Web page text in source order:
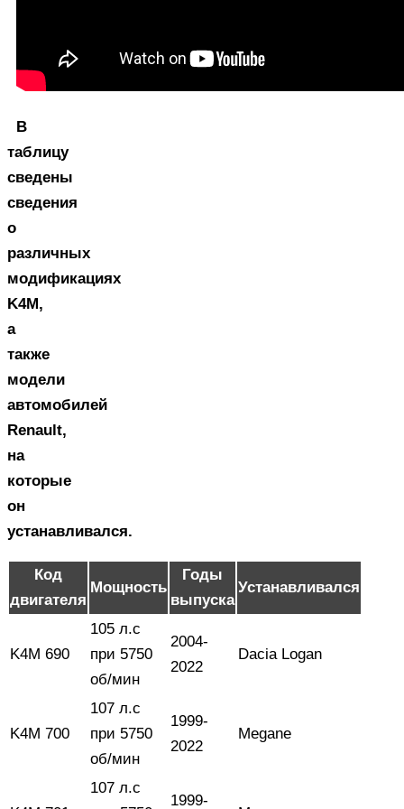
В
таблицу
сведены
сведения
о
различных
модификациях
K4M,
а
также
модели
автомобилей
Renault,
на
которые
он
устанавливался.
Код
двигателя
Мощность
Годы
выпуска
Устанавливался
K4M 690
105 л.с
при 5750
об/мин
2004-
2022
Dacia Logan
K4M 700
107 л.с
при 5750
об/мин
1999-
2022
Megane
107 л.с
1999-